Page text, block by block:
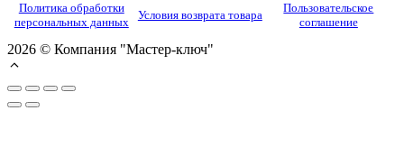
Политика обработки
персональных данных
Условия возврата товара
Пользовательское
соглашение
2026 © Компания "Мастер-ключ"